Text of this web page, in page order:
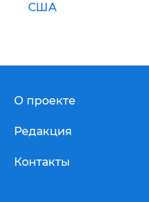
США
О проекте
Редакция
Контакты